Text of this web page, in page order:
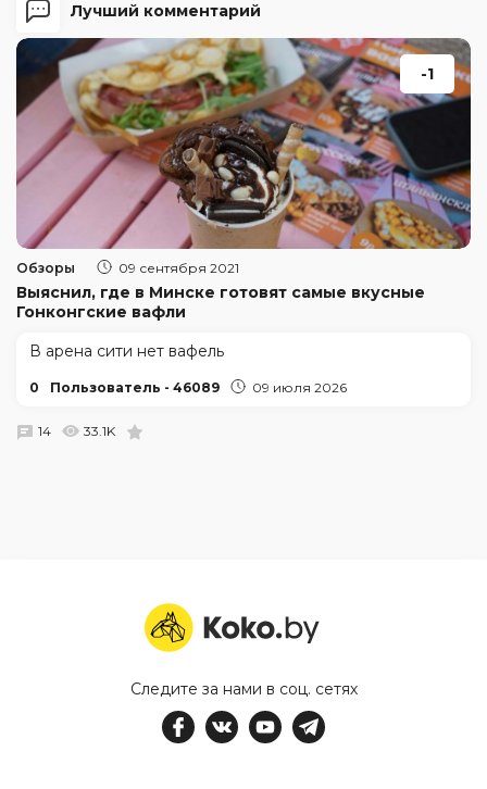
Лучший комментарий
-1
Обзоры 09 сентября 2021
Выяснил, где в Минске готовят самые вкусные
Гонконгские вафли
В арена сити нет вафель
0 Пользователь - 46089 09 июля 2026
14 33.1K
Следите за нами в соц. сетях